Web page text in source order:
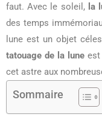
faut. Avec le soleil, la
des temps
lune est un objet
tatouage de la luneest
cet astre aux
Sommaire